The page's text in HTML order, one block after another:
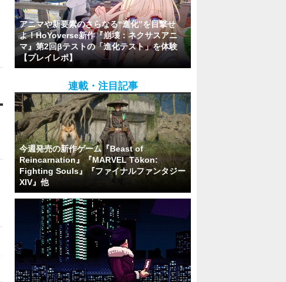
アニマや新要素のさらなる“進化”を目撃せ
よ！HoYoverse新作『崩壊：ネクサスアニ
マ』第2回βテストの「進化テスト」を体験
【プレイレポ】
連載・注目記事
今週発売の新作ゲーム『Beast of
Reincarnation』『MARVEL Tōkon:
Fighting Souls』『ファイナルファンタジー
XIV』他